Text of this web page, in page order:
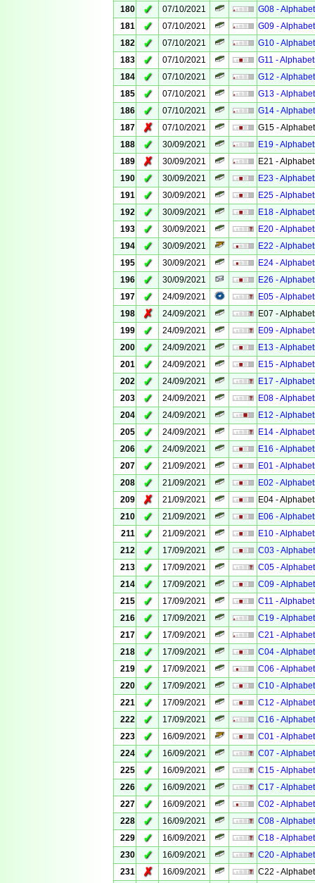
180
✓ 07/10/2021
G08 -
181
✓ 07/10/2021
G09 -
182
✓ 07/10/2021
G10 -
183
✓ 07/10/2021
G11 -
184
✓ 07/10/2021
G12 -
185
✓ 07/10/2021
G13 -
186
✓ 07/10/2021
G14 -
187
✗ 07/10/2021
G15 -
188
✓ 30/09/2021
E19 -
189
✗ 30/09/2021
E21 -
190
✓ 30/09/2021
E23 -
191
✓ 30/09/2021
E25 -
192
✓ 30/09/2021
E18 -
193
✓ 30/09/2021
E20 -
194
✓ 30/09/2021
E22 -
195
✓ 30/09/2021
E24 -
196
✓ 30/09/2021
E26 -
197
✓ 24/09/2021
E05 -
198
✗ 24/09/2021
E07 -
199
✓ 24/09/2021
E09 -
200
✓ 24/09/2021
E13 -
201
✓ 24/09/2021
E15 -
202
✓ 24/09/2021
E17 -
203
✓ 24/09/2021
E08 -
204
✓ 24/09/2021
E12 -
205
✓ 24/09/2021
E14 -
206
✓ 24/09/2021
E16 -
207
✓ 21/09/2021
E01 -
208
✓ 21/09/2021
E02 -
209
✗ 21/09/2021
E04 -
210
✓ 21/09/2021
E06 -
211
✓ 21/09/2021
E10 -
212
✓ 17/09/2021
C03 -
213
✓ 17/09/2021
C05 -
214
✓ 17/09/2021
C09 -
215
✓ 17/09/2021
C11 -
216
✓ 17/09/2021
C19 -
217
✓ 17/09/2021
C21 -
218
✓ 17/09/2021
C04 -
219
✓ 17/09/2021
C06 -
220
✓ 17/09/2021
C10 -
221
✓ 17/09/2021
C12 -
222
✓ 17/09/2021
C16 -
223
✓ 16/09/2021
C01 -
224
✓ 16/09/2021
C07 -
225
✓ 16/09/2021
C15 -
226
✓ 16/09/2021
C17 -
227
✓ 16/09/2021
C02 -
228
✓ 16/09/2021
C08 -
229
✓ 16/09/2021
C18 -
230
✓ 16/09/2021
C20 -
231
✗ 16/09/2021
C22 -